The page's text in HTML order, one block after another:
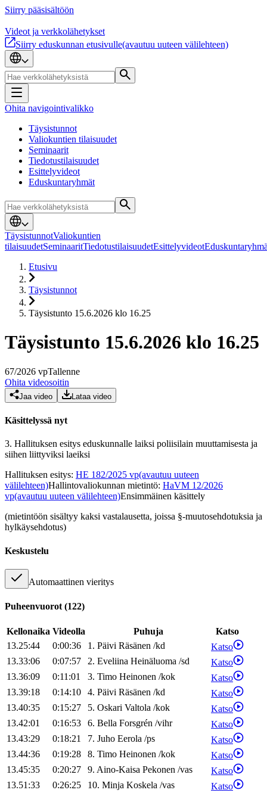
Siirry pääsisältöön
Videot ja verkkolähetykset
Siirry eduskunnan etusivulle(avautuu uuteen välilehteen)
Ohita navigointivalikko
Täysistunnot
Valiokuntien tilaisuudet
Seminaarit
Tiedotustilaisuudet
Esittelyvideot
Eduskuntaryhmät
TäysistunnotValiokuntien
tilaisuudetSeminaaritTiedotustilaisuudetEsittelyvideot
Etusivu
Täysistunnot
Täysistunto 15.6.2026 klo 16.25
Täysistunto 15.6.2026 klo 16.25
67/2026 vpTallenne
Ohita videosoitin
Jaa video Lataa video
Käsittelyssä nyt
3. Hallituksen esitys eduskunnalle laiksi poliisilain muuttamisesta ja
siihen liittyviksi laeiksi
Hallituksen esitys: HE 182/2025 vp(avautuu uuteen
välilehteen)Hallintovaliokunnan mietintö: HaVM 12/2026
vp(avautuu uuteen välilehteen)Ensimmäinen käsittely
(mietintöön sisältyy kaksi vastalausetta, joissa §-muutosehdotuksia ja
hylkäysehdotus)
Keskustelu
Automaattinen vieritys
Puheenvuorot (122)
Kellonaika Videolla Puhuja
Katso
13.25:44
0:00:36 1. Päivi Räsänen /kd
Katso
13.33:06
0:07:57 2. Eveliina Heinäluoma /sd
Katso
13.36:09
0:11:01 3. Timo Heinonen /kok
Katso
13.39:18
0:14:10 4. Päivi Räsänen /kd
Katso
13.40:35
0:15:27 5. Oskari Valtola /kok
Katso
13.42:01
0:16:53 6. Bella Forsgrén /vihr
Katso
13.43:29
0:18:21 7. Juho Eerola /ps
Katso
13.44:36
0:19:28 8. Timo Heinonen /kok
Katso
13.45:35
0:20:27 9. Aino-Kaisa Pekonen /vas
Katso
13.51:33
0:26:25 10. Minja Koskela /vas
Katso